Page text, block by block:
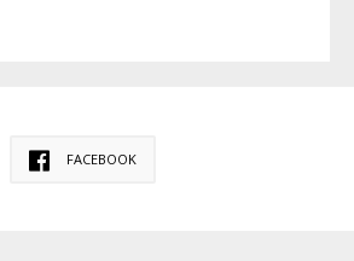
FACEBOOK